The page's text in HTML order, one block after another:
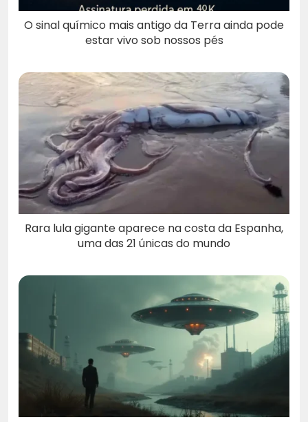
O sinal químico mais antigo da Terra ainda pode
estar vivo sob nossos pés
Rara lula gigante aparece na costa da Espanha,
uma das 21 únicas do mundo